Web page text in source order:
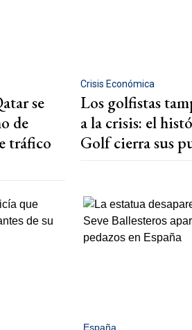
se
de
tráfico
Crisis Económica
Los golfistas
a la crisis: el
Golf cierra sus
España